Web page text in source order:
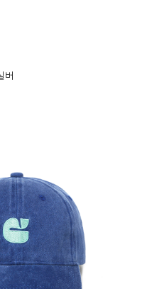
버